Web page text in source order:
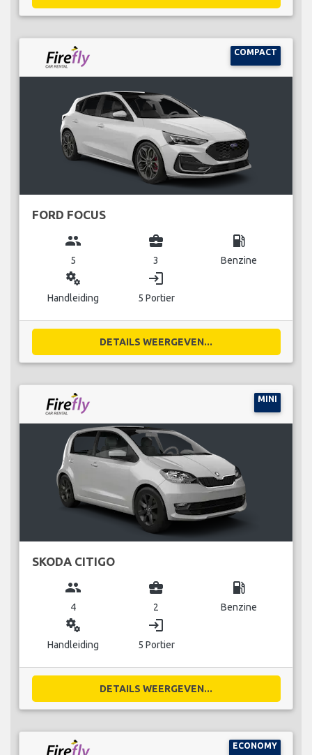
COMPACT
FORD FOCUS
group
5
business_center
3
local_gas_station
Benzine
miscellaneous_services
Handleiding
login
5 Portier
DETAILS WEERGEVEN...
MINI
SKODA CITIGO
group
4
business_center
2
local_gas_station
Benzine
miscellaneous_services
Handleiding
login
5 Portier
DETAILS WEERGEVEN...
ECONOMY